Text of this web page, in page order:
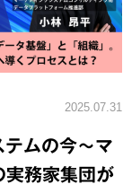
2025.07.31
ムの今～マ
実務家集団が